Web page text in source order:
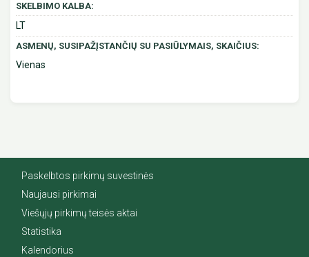
SKELBIMO KALBA:
LT
ASMENŲ, SUSIPAŽĮSTANČIŲ SU PASIŪLYMAIS, SKAIČIUS:
Vienas
Paskelbtos pirkimų suvestinės
Naujausi pirkimai
Viešųjų pirkimų teisės aktai
Statistika
Kalendorius